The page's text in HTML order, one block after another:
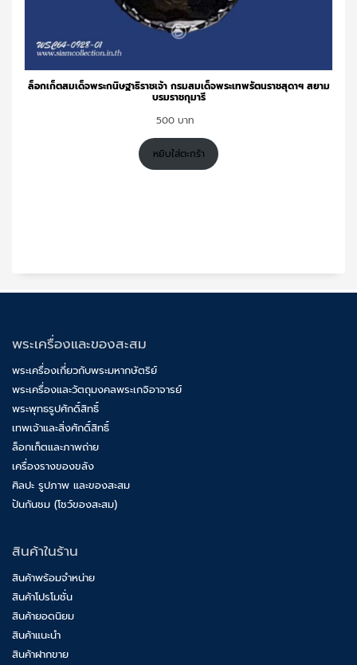
ล็อกเก็ตสมเด็จพระกนิษฐาธิราชเจ้า กรมสมเด็จพระเทพรัตนราชสุดาฯ สยาม
บรมราชกุมารี
500
หยิบใส่ตะกร้า
พระเครื่องและของสะสม
พระเครื่องเกี่ยวกับพระมหากษัตริย์
พระเครื่องและวัตถุมงคลพระเกจิอาจารย์
พระพุทธรูปศักดิ์สิทธิ์
เทพเจ้าและสิ่งศักดิ์สิทธิ์
ล็อกเก็ตและภาพถ่าย
เครื่องรางของขลัง
ศิลปะ รูปภาพ และของสะสม
ปันกันชม (โชว์ของสะสม)
สินค้าในร้าน
สินค้าพร้อมจำหน่าย
สินค้าโปรโมชั่น
สินค้ายอดนิยม
สินค้าแนะนำ
สินค้าฝากขาย